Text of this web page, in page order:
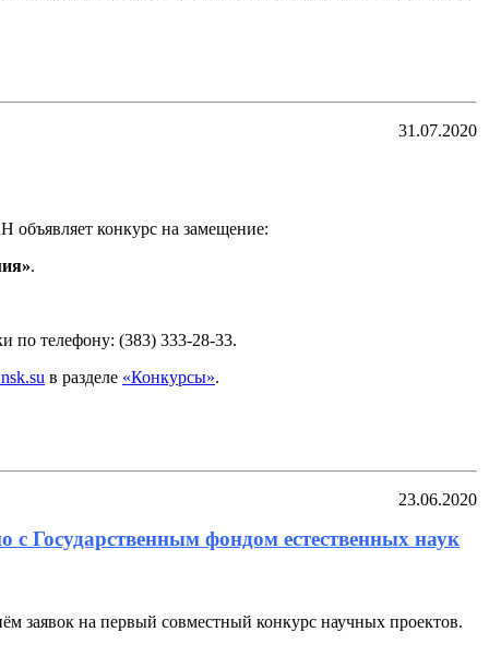
31.07.2020
объявляет конкурс на замещение:
.
по телефону: (383) 333-28-33.
в разделе «Конкурсы».
23.06.2020
Государственным фондом естественных наук
заявок на первый совместный конкурс научных проектов.